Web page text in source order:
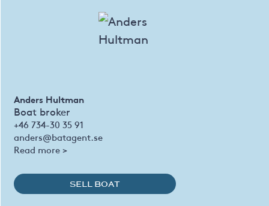
Anders Hultman
Boat broker
+46 734-30 35 91
anders@batagent.se
Read more >
SELL BOAT